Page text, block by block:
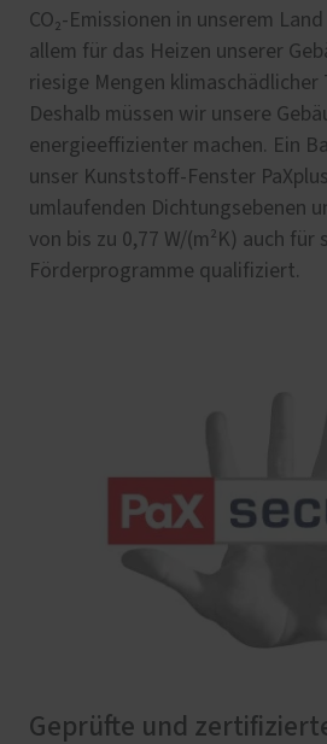
CO₂-Emissionen in unserem
allem für das Heizen unserer
riesige Mengen klimaschädlicher
Deshalb müssen wir unsere
energieeffizienter machen. Ein
unser Kunststoff-Fenster
umlaufenden Dichtungsebenen
von bis zu 0,77 W/(m²K) auch für
Förderprogramme qualifiziert.
Geprüfte und